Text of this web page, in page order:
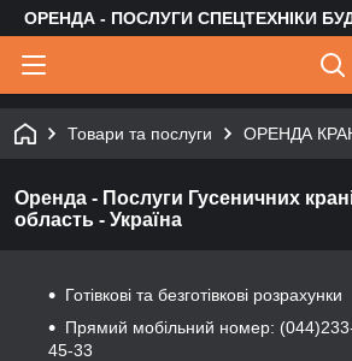
ОРЕНДА - ПОСЛУГИ СПЕЦТЕХНІКИ
Товари та послуги ОРЕНДА
Оренда - Послуги Гусеничних
область - Україна
Готівкові та безготівкові розрахунки
Прямий мобільний номер:
45-33